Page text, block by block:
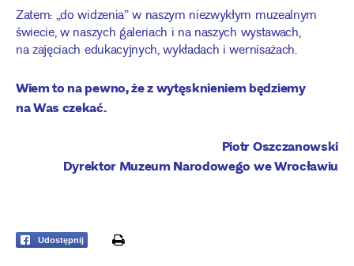
Zatem: „do widzenia” w naszym niezwykłym muzealnym
świecie, w naszych galeriach i na naszych wystawach,
na zajęciach edukacyjnych, wykładach i wernisażach.
Wiem to na pewno, że z wytęsknieniem będziemy
na Was czekać.
Piotr Oszczanowski
Dyrektor Muzeum Narodowego we Wrocławiu
Udostępnij print